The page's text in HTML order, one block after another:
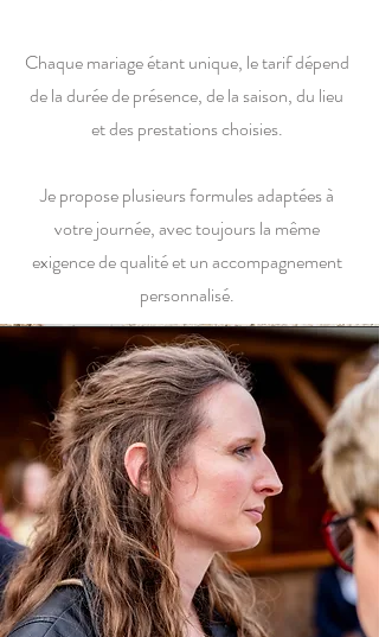
Chaque mariage étant unique, le tarif dépend
de la durée de présence, de la saison, du lieu
et des prestations choisies.
Je propose plusieurs formules adaptées à
votre journée, avec toujours la même
exigence de qualité et un accompagnement
personnalisé.